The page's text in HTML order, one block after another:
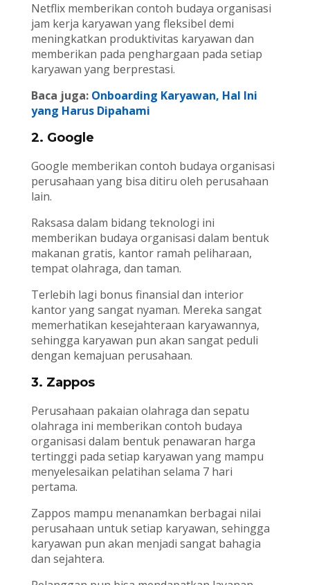
Netflix memberikan contoh budaya organisasi
jam kerja karyawan yang fleksibel demi
meningkatkan produktivitas karyawan dan
memberikan pada penghargaan pada setiap
karyawan yang berprestasi.
Baca juga: Onboarding Karyawan, Hal Ini
yang Harus Dipahami
2. Google
Google memberikan contoh budaya organisasi
perusahaan yang bisa ditiru oleh perusahaan
lain.
Raksasa dalam bidang teknologi ini
memberikan budaya organisasi dalam bentuk
makanan gratis, kantor ramah peliharaan,
tempat olahraga, dan taman.
Terlebih lagi bonus finansial dan interior
kantor yang sangat nyaman. Mereka sangat
memerhatikan kesejahteraan karyawannya,
sehingga karyawan pun akan sangat peduli
dengan kemajuan perusahaan.
3. Zappos
Perusahaan pakaian olahraga dan sepatu
olahraga ini memberikan contoh budaya
organisasi dalam bentuk penawaran harga
tertinggi pada setiap karyawan yang mampu
menyelesaikan pelatihan selama 7 hari
pertama.
Zappos mampu menanamkan berbagai nilai
perusahaan untuk setiap karyawan, sehingga
karyawan pun akan menjadi sangat bahagia
dan sejahtera.